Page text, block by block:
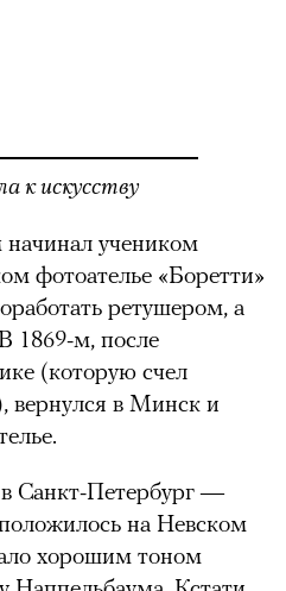
к искусству
черезучеником
фотоателье «Боретти»
ретушером, а
1869-м, после
(которую счел
вернулся в Минск и
Санкт-Петербург —
на Невском
хорошим тоном